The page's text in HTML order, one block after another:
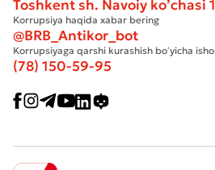
Toshkent sh. Navoiy ko’chasi
Korrupsiya haqida xabar bering
@BRB_Antikor_bot
Korrupsiyaga qarshi kurashish boʻyicha
(78) 150-59-95